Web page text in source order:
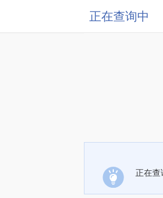
正在查询中
正在查